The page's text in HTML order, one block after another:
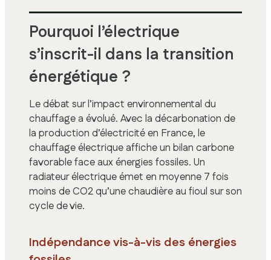
Pourquoi l’électrique
s’inscrit-il dans la transition
énergétique ?
Le débat sur l’impact environnemental du
chauffage a évolué. Avec la décarbonation de
la production d’électricité en France, le
chauffage électrique affiche un bilan carbone
favorable face aux énergies fossiles. Un
radiateur électrique émet en moyenne 7 fois
moins de CO2 qu’une chaudière au fioul sur son
cycle de vie.
Indépendance vis-à-vis des énergies